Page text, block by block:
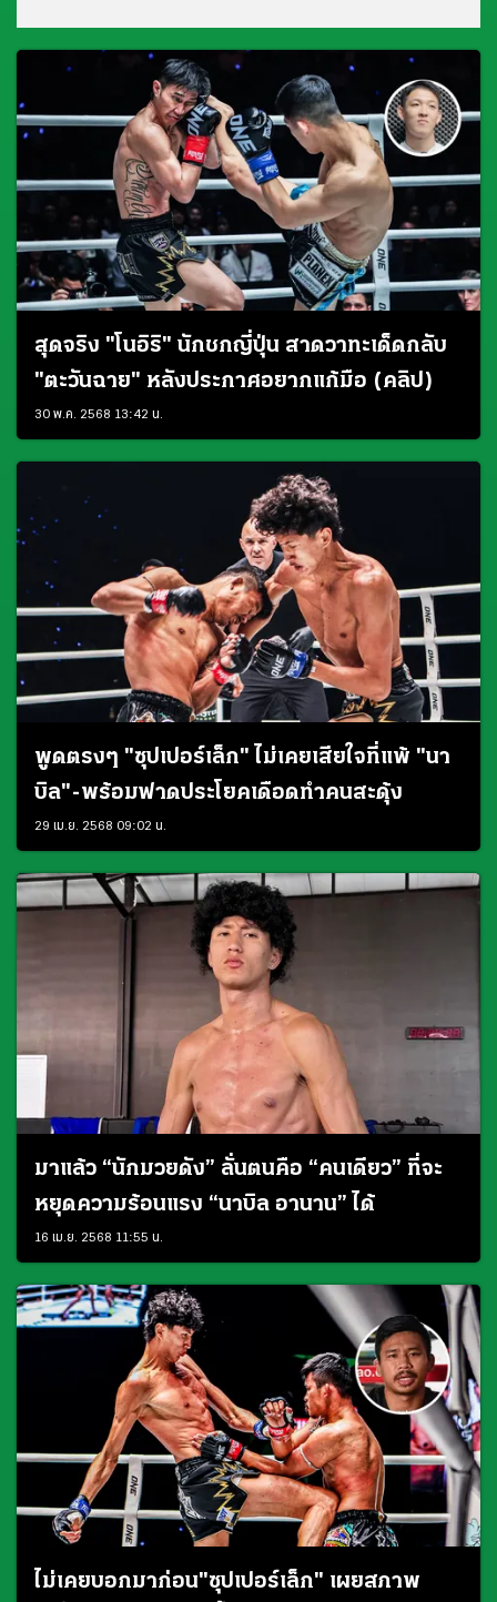
สุดจริง "โนอิริ" นักชกญี่ปุ่น สาดวาทะเด็ดกลับ
"ตะวันฉาย" หลังประกาศอยากแก้มือ (คลิป)
30 พ.ค. 2568 13:42 น.
พูดตรงๆ "ซุปเปอร์เล็ก" ไม่เคยเสียใจที่แพ้ "นา
บิล"-พร้อมฟาดประโยคเดือดทำคนสะดุ้ง
29 เม.ย. 2568 09:02 น.
มาแล้ว “นักมวยดัง” ลั่นตนคือ “คนเดียว” ที่จะ
หยุดความร้อนแรง “นาบิล อานาน” ได้
16 เม.ย. 2568 11:55 น.
ไม่เคยบอกมาก่อน"ซุปเปอร์เล็ก" เผยสภาพ